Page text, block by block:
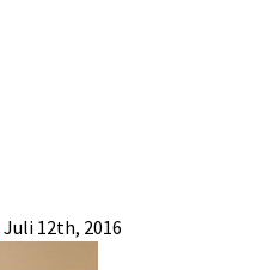
Juli 12th, 2016